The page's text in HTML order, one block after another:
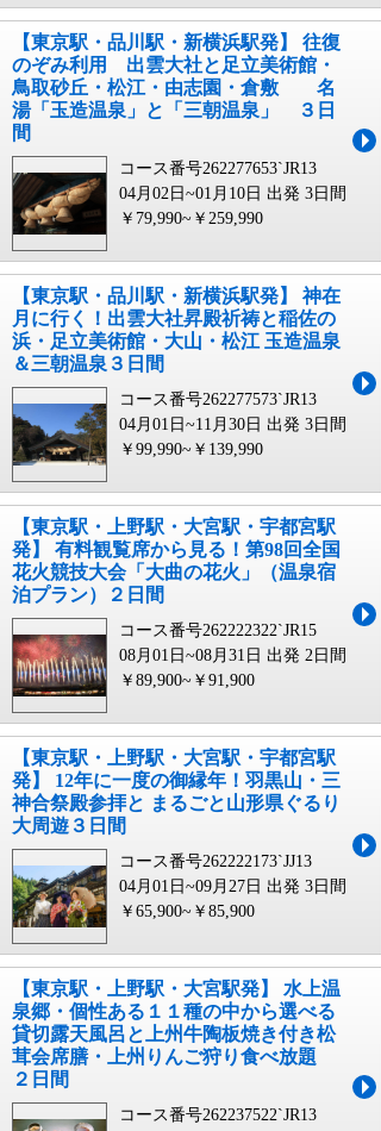
【東京駅・品川駅・新横浜駅発】 往復
のぞみ利用 出雲大社と足立美術館・
鳥取砂丘・松江・由志園・倉敷 名
湯「玉造温泉」と「三朝温泉」 ３日
間
コース番号262277653`JR13
04月02日~01月10日 出発 3日間
￥79,990~￥259,990
【東京駅・品川駅・新横浜駅発】 神在
月に行く！出雲大社昇殿祈祷と稲佐の
浜・足立美術館・大山・松江 玉造温泉
＆三朝温泉３日間
コース番号262277573`JR13
04月01日~11月30日 出発 3日間
￥99,990~￥139,990
【東京駅・上野駅・大宮駅・宇都宮駅
発】 有料観覧席から見る！第98回全国
花火競技大会「大曲の花火」（温泉宿
泊プラン）２日間
コース番号262222322`JR15
08月01日~08月31日 出発 2日間
￥89,900~￥91,900
【東京駅・上野駅・大宮駅・宇都宮駅
発】 12年に一度の御縁年！羽黒山・三
神合祭殿参拝と まるごと山形県ぐるり
大周遊３日間
コース番号262222173`JJ13
04月01日~09月27日 出発 3日間
￥65,900~￥85,900
【東京駅・上野駅・大宮駅発】 水上温
泉郷・個性ある１１種の中から選べる
貸切露天風呂と上州牛陶板焼き付き松
茸会席膳・上州りんご狩り食べ放題
２日間
コース番号262237522`JR13